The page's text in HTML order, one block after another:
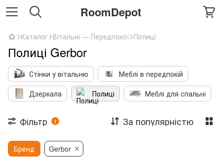
RoomDepot
Каталог Вітальні — Передпокої Полиці
Полиці Gerbor
Стінки у вітальню
Меблі в передпокій
Дзеркала
Полиці Меблі для спальні
Фільтр 1 За популярністю
Бренд Gerbor